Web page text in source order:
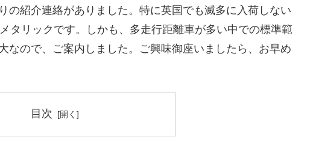
の紹介連絡がありました。特に英国でも滅多に入荷しない
タリックです。しかも、多走行距離車が多い中での標準範
なので、ご案内しました。ご興味御座いましたら、お早め
目次